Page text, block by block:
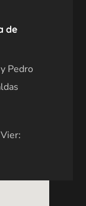
de
Pedro